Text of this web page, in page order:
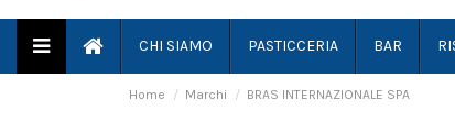
CHI SIAMO PASTICCERIA BAR
Home Marchi BRAS INTERNAZIONALE SPA